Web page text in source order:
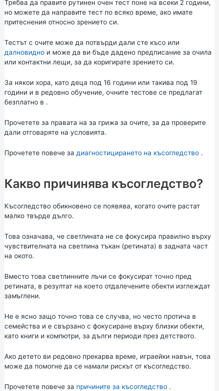
Трябва да правите рутинен очен тест поне на всеки 2 години,
но можете да направите тест по всяко време, ако имате
притеснения относно зрението си.
Тестът с очите може да потвърди дали сте късо или
далновиднои може да ви бъде дадено предписание за очила
или контактни лещи, за да коригирате зрението си.
За някои хора, като деца под 16 години или такива под 19
години и в редовно обучение, очните тестове се предлагат
безплатно в .
Прочетете за правата на за грижа за очите, за да проверите
дали отговаряте на условията.
Прочетете повече за диагностицирането на късогледство.
Какво причинява късогледство?
Късогледство обикновено се появява, когато очите растат
малко твърде дълго.
Това означава, че светлината не се фокусира правилно върху
чувствителната на светлина тъкан (ретината) в задната част
на окото.
Вместо това светлинните лъчи се фокусират точно пред
ретината, в резултат на което отдалечените обекти изглеждат
замъглени.
Не е ясно защо точно това се случва, но често протича в
семейства и е свързано с фокусиране върху близки обекти,
като книги и компютри, за дълги периоди през детството.
Ако детето ви редовно прекарва време, играейки навън, това
може да помогне да се намали рискът от късогледство.
Прочетете повече за причините за късогледство.